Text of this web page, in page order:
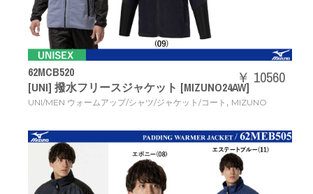
62MCB520
[UNI] 撥水フリースジャケット [MIZUNO24AW]
UNI/MEN ウォームアップ/シャツ/ジャケット/コート , MIZUNO
￥ 10560